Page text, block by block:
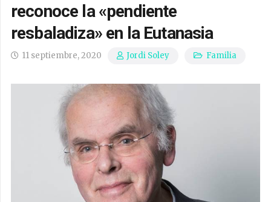
reconoce la «pendiente
resbaladiza» en la Eutanasia
11 septiembre, 2020 Jordi Soley Familia